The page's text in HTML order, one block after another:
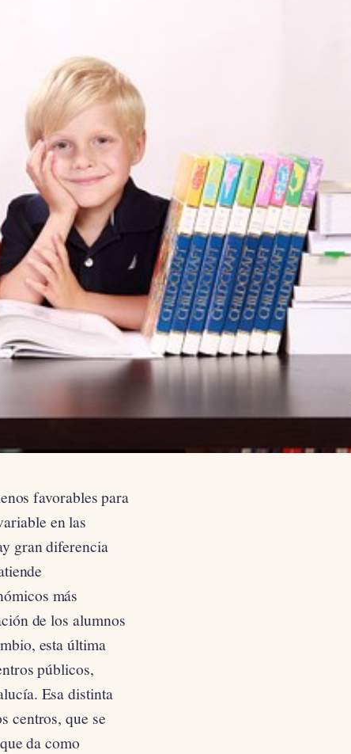
favorables para
en las
gran diferencia
más
de los alumnos
esta última
públicos,
Esa distinta
centros, que se
da como